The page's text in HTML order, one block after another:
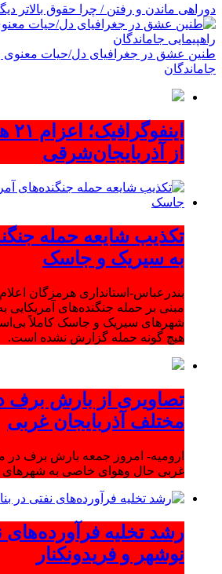
دوراهی ماندن و رفتن / چرا حقوق بالاتر
طنین عشق در جغرافیای دل/حیات معنوی و
جاماندگان
از آذربایجان‌شرقی
تکذیب شایعه حمله
به سیریک و جاسک
بندرعباس-استانداری هرمزگان
مبنی بر حمله جنگنده‌های آمریکایی
شهرهای سیریک و جاسک کاملاً
هیچ گونه حمله گزارش نشده است.
تصاویری از بارش برف
مختلف آذربایجان غربی
ارومیه- امروز جمعه بارش برف در
غربی حال وهوای خاصی به
رشد تخلیه فرآورده‌های
نوشهر و فریدونکنار